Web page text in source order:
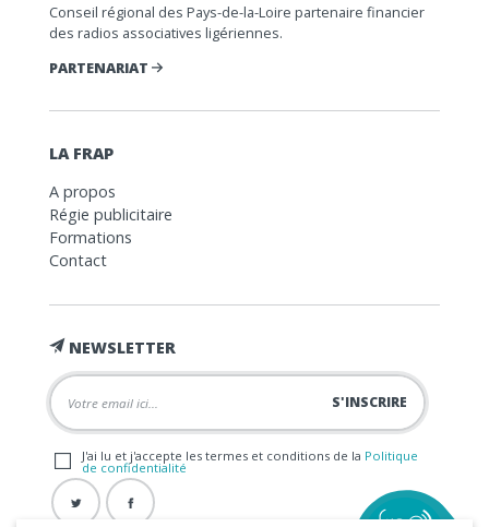
Conseil régional des Pays-de-la-Loire partenaire financier
des radios associatives ligériennes.
PARTENARIAT
LA FRAP
A propos
Régie publicitaire
Formations
Contact
NEWSLETTER
J'ai lu et j'accepte les termes et conditions de la Politique
de confidentialité